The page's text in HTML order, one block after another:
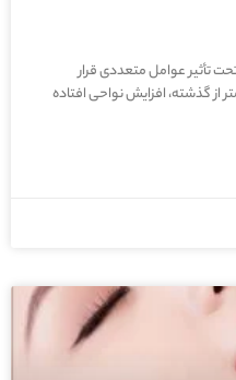
تأثیر عوامل متعددی قرار
گذشته، افزایش نواحی افتاده